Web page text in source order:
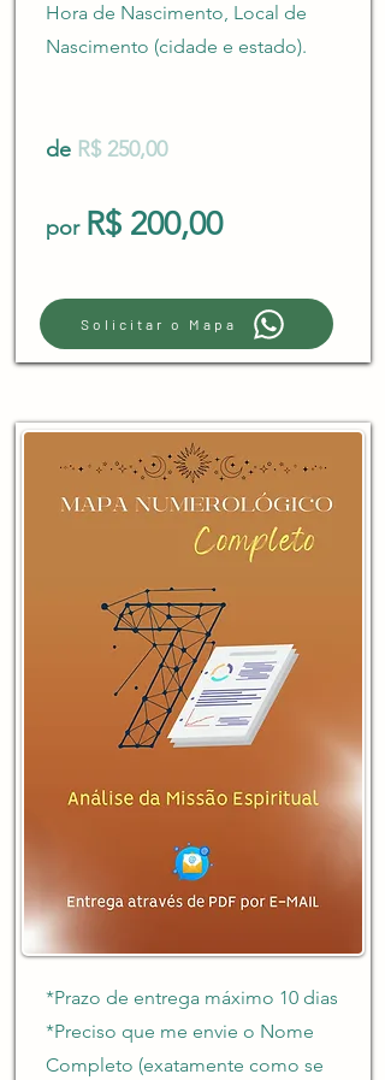
Hora de Nascimento, Local de
Nascimento (cidade e estado).
de R$ 250,00
por R$ 200,00
Solicitar o Mapa
*Prazo de entrega máximo 10 dias
*Preciso que me envie o Nome
Completo (exatamente como se